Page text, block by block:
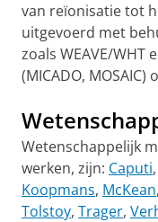
van reïonisatie tot
uitgevoerd met
zoals WEAVE/
(MICADO, MOSAIC)
Wetenschappelijk
werken, zijn: Caputi,
Koopmans, McKean,
Tolstoy, Trager,